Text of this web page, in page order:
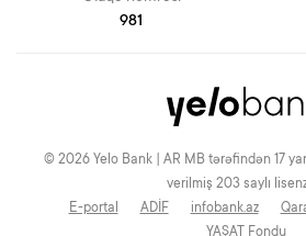
981
© 2026 Yelo Bank | AR MB tərəfindən 17
verilmiş 203 saylı
E-portal
ADİF infobank.az
YAŞAT Fondu